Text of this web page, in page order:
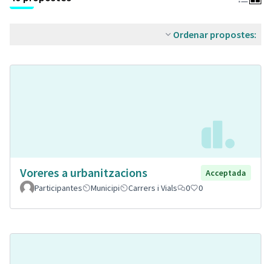
Ordenar propostes:
Voreres a urbanitzacions
Acceptada
Participantes
Municipi Carrers i Vials 0 0